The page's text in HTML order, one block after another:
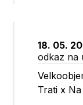
18. 05.
odkaz na
Trati x